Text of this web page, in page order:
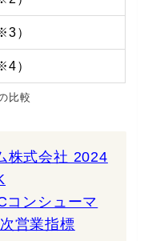
）
）
比較
株式会社 2024
コンシューマ
営業指標